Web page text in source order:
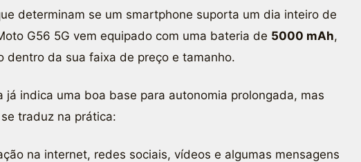
determinam se um smartphone suporta um dia inteiro de
G56 5G vem equipado com uma bateria de 5000 mAh,
dentro da sua faixa de preço e tamanho.
já indica uma boa base para autonomia prolongada, mas
traduz na prática:
na internet, redes sociais, vídeos e algumas mensagens